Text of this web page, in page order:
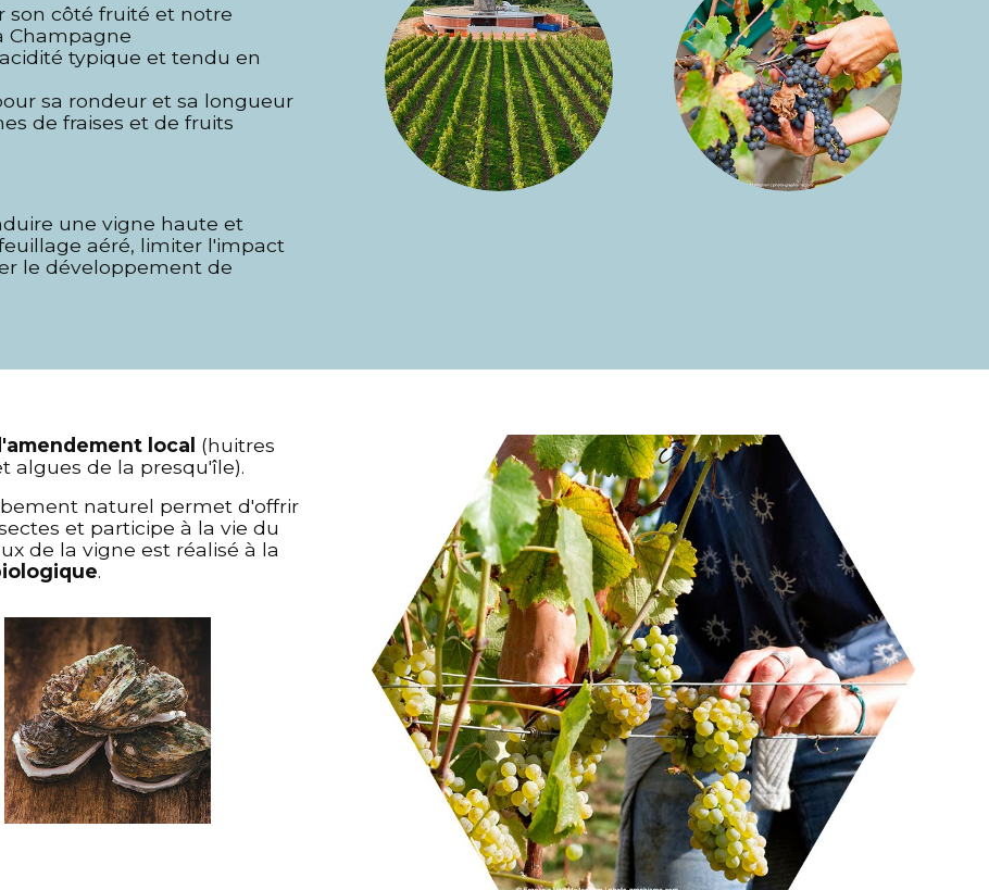
son côté fruité et notre
Champagne
typique et tendu en
sa rondeur et sa longueur
de fraises et de fruits
une vigne haute et
aéré, limiter l'impact
le développement de
local (huitres
algues de la presqu'île).
naturel permet d'offrir
et participe à la vie du
de la vigne est réalisé à la
.